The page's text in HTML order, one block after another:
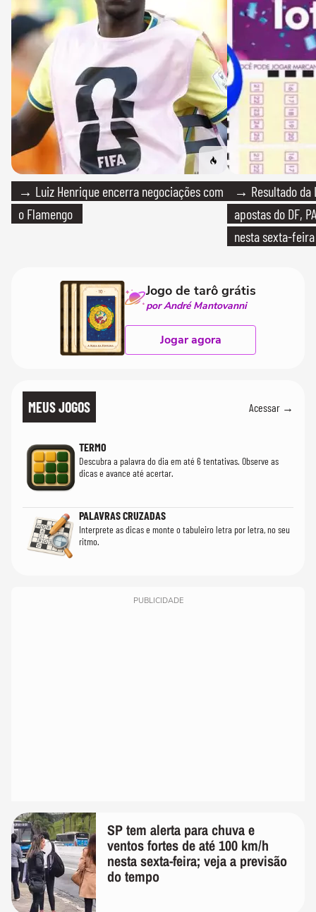
→ Luiz Henrique encerra negociações com
o Flamengo
→ Resultado da
apostas do DF,
nesta sexta-feira
Jogo de tarô grátis
por André Mantovanni
Jogar agora
MEUS JOGOS Acessar →
TERMO
Descubra a palavra do dia em até 6 tentativas. Observe as
dicas e avance até acertar.
PALAVRAS CRUZADAS
Interprete as dicas e monte o tabuleiro letra por letra, no seu
ritmo.
PUBLICIDADE
SP tem alerta para chuva e
ventos fortes de até 100 km/h
nesta sexta-feira; veja a previsão
do tempo